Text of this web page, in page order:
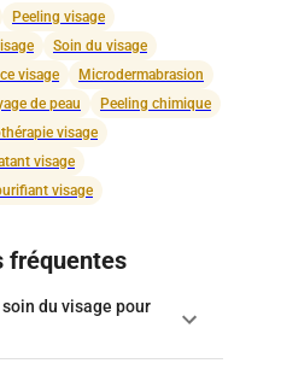
Peeling visage
Soin du visage
visage
Microdermabrasion
de peau
Peeling chimique
visage
visage
visage
fréquentes
du visage pour